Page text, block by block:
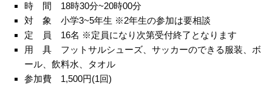
時 間 18時30分~20時00分
対 象 小学3~5年生 ※2年生の参加は要相談
定 員 16名 ※定員になり次第受付終了となります
用 具 フットサルシューズ、サッカーのできる服装、ボ
ール、飲料水、タオル
参加費 1,500円(1回)